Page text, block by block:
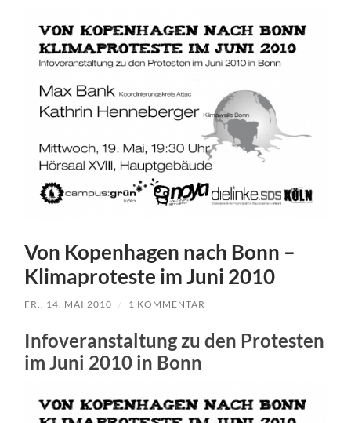
Von Kopenhagen nach Bonn –
Klimaproteste im Juni 2010
FR., 14. MAI 2010 / 1 KOMMENTAR
Infoveranstaltung zu den Protesten
im Juni 2010 in Bonn